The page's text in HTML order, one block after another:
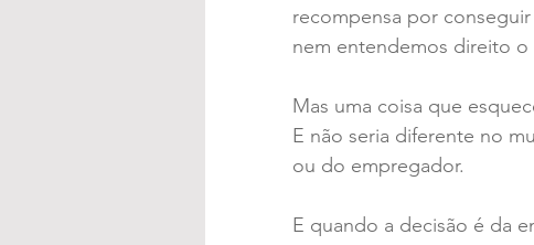
recompensa por
nem entendemos direito
Mas uma coisa que
E não seria diferente no
ou do empregador.
E quando a decisão é da